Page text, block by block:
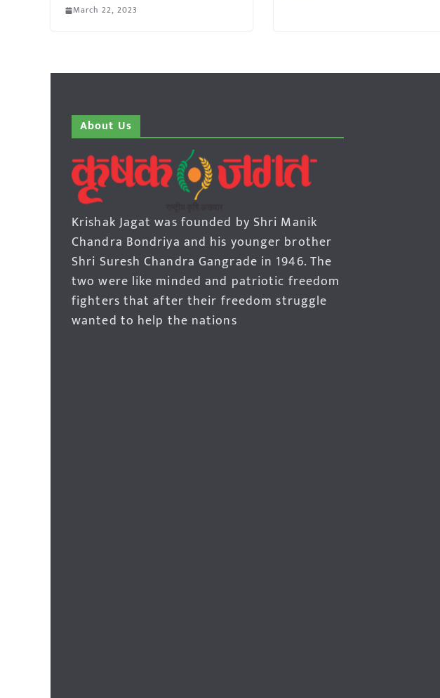
March 22, 2023
About Us
Krishak Jagat was founded by Shri Manik
Chandra Bondriya and his younger brother
Shri Suresh Chandra Gangrade in 1946. The
two were like minded and patriotic freedom
fighters that after their freedom struggle
wanted to help the nations